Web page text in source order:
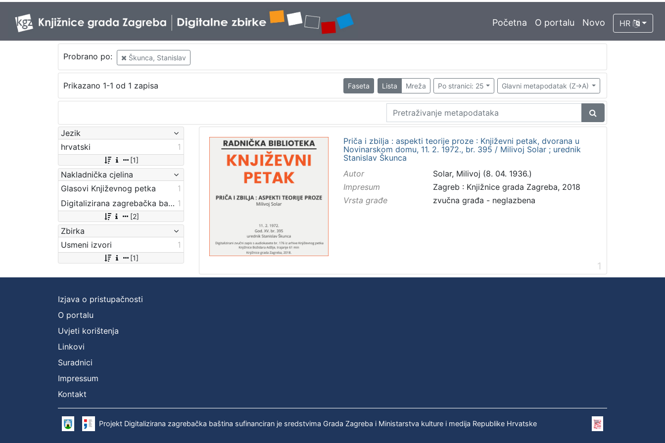
Početna O portalu Novo HR
Probrano po: Škunca, Stanislav
Prikazano 1-1 od 1 zapisa Faseta Lista Mreža Po stranici: 25 Glavni metapodatak (Z->A)
Jezik
hrvatski
1
[1]
Nakladnička cjelina
Glasovi Književnog petka
1
Digitalizirana zagrebačka baština 1
[2]
Zbirka
Usmeni izvori
1
[1]
Priča i zbilja : aspekti teorije proze : Književni petak, dvorana u
Novinarskom domu, 11. 2. 1972., br. 395 / Milivoj Solar ; urednik
Stanislav Škunca
Autor
Solar, Milivoj (8. 04. 1936.)
Impresum
Zagreb : Knjižnice grada Zagreba, 2018
Vrsta građe
zvučna građa - neglazbena
1
Izjava o pristupačnosti
O portalu
Uvjeti korištenja
Linkovi
Suradnici
Impressum
Kontakt
Projekt Digitalizirana zagrebačka baština sufinanciran je sredstvima Grada Zagreba i Ministarstva kulture i medija Republike Hrvatske